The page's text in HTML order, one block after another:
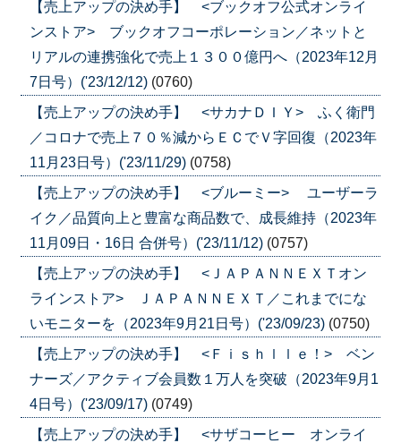
【売上アップの決め手】 <ブックオフ公式オンライ
ンストア> ブックオフコーポレーション／ネットと
リアルの連携強化で売上１３００億円へ（2023年12月
7日号）('23/12/12) (0760)
【売上アップの決め手】 <サカナＤＩＹ> ふく衛門
／コロナで売上７０％減からＥＣでＶ字回復（2023年
11月23日号）('23/11/29) (0758)
【売上アップの決め手】 <ブルーミー> ユーザーラ
イク／品質向上と豊富な商品数で、成長維持（2023年
11月09日・16日 合併号）('23/11/12) (0757)
【売上アップの決め手】 <ＪＡＰＡＮＮＥＸＴオン
ラインストア> ＪＡＰＡＮＮＥＸＴ／これまでにな
いモニターを（2023年9月21日号）('23/09/23) (0750)
【売上アップの決め手】 <Ｆｉｓｈｌｌｅ！> ベン
ナーズ／アクティブ会員数１万人を突破（2023年9月1
4日号）('23/09/17) (0749)
【売上アップの決め手】 <サザコーヒー オンライ